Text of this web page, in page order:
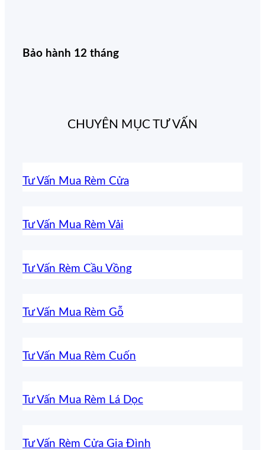
Bảo hành 12 tháng
CHUYÊN MỤC TƯ VẤN
Tư Vấn Mua Rèm Cửa
Tư Vấn Mua Rèm Vải
Tư Vấn Rèm Cầu Vồng
Tư Vấn Mua Rèm Gỗ
Tư Vấn Mua Rèm Cuốn
Tư Vấn Mua Rèm Lá Dọc
Tư Vấn Rèm Cửa Gia Đình